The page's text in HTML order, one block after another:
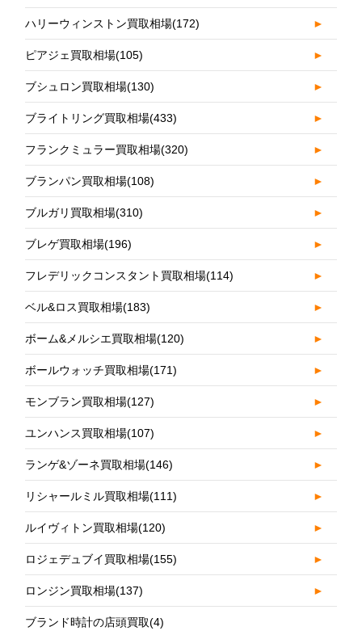
ハリーウィンストン買取相場(172) ►
ピアジェ買取相場(105) ►
ブシュロン買取相場(130) ►
ブライトリング買取相場(433) ►
フランクミュラー買取相場(320) ►
ブランパン買取相場(108) ►
ブルガリ買取相場(310) ►
ブレゲ買取相場(196) ►
フレデリックコンスタント買取相場(114) ►
ベル&ロス買取相場(183) ►
ボーム&メルシエ買取相場(120) ►
ボールウォッチ買取相場(171) ►
モンブラン買取相場(127) ►
ユンハンス買取相場(107) ►
ランゲ&ゾーネ買取相場(146) ►
リシャールミル買取相場(111) ►
ルイヴィトン買取相場(120) ►
ロジェデュブイ買取相場(155) ►
ロンジン買取相場(137) ►
ブランド時計の店頭買取(4)